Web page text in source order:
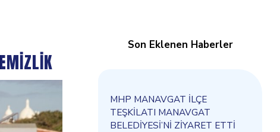
Son Eklenen Haberler
MHP MANAVGAT İLÇE
TEŞKİLATI MANAVGAT
BELEDİYESİ’Nİ ZİYARET ETTİ